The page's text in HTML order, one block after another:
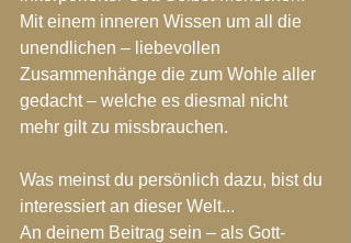
Mit einem inneren Wissen um all die
unendlichen – liebevollen
Zusammenhänge die zum Wohle aller
gedacht – welche es diesmal nicht
mehr gilt zu missbrauchen.
Was meinst du persönlich dazu, bist du
interessiert an dieser Welt...
An deinem Beitrag sein – als Gott-